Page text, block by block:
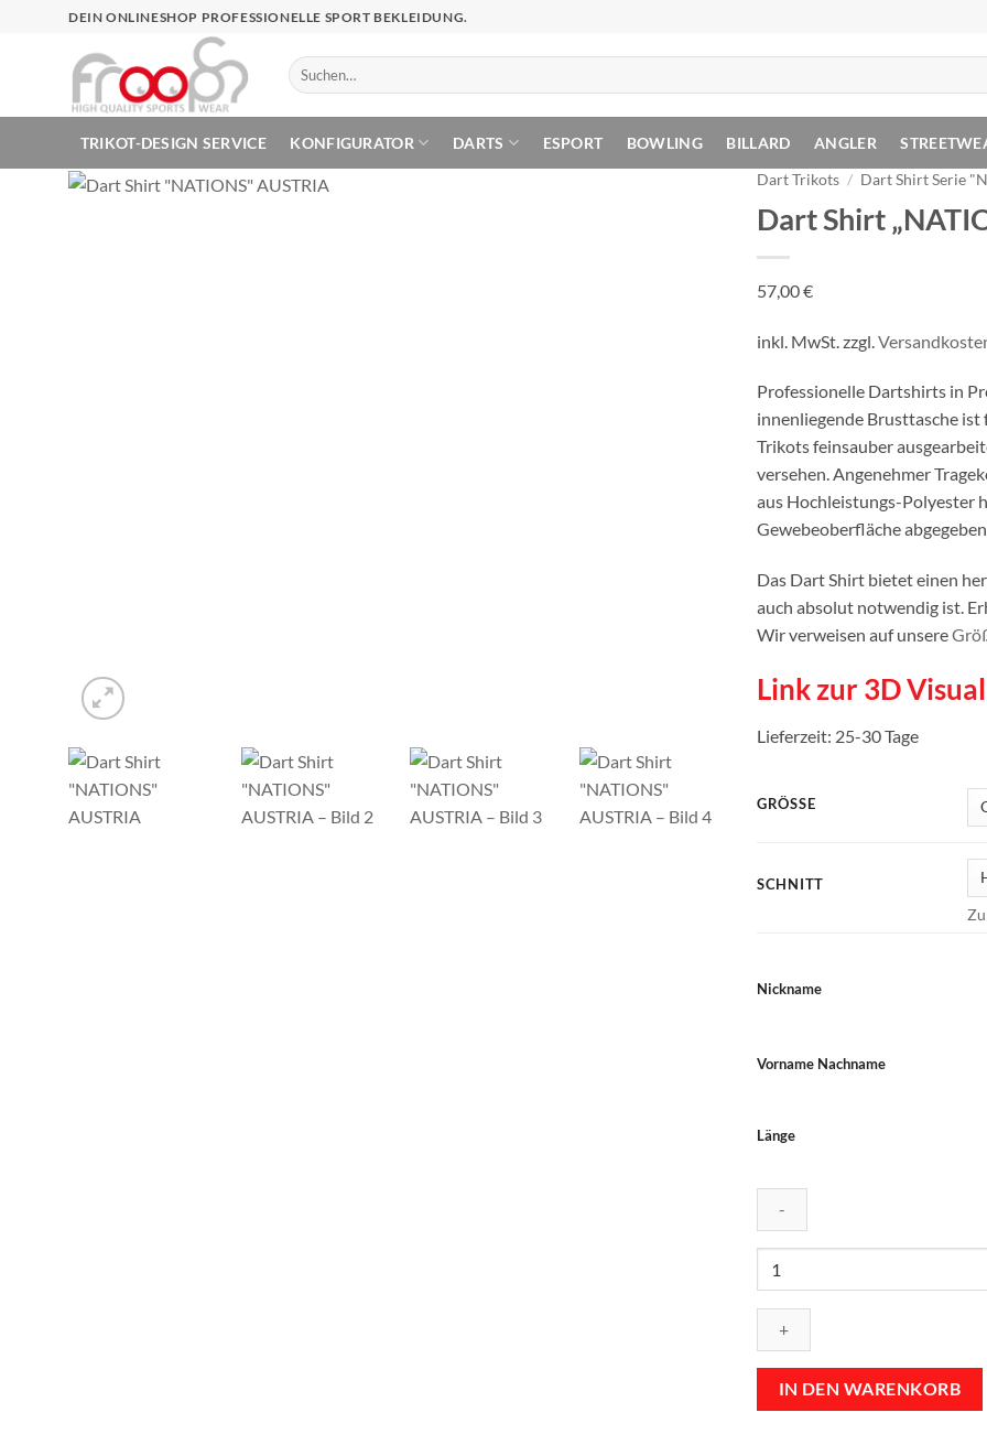
DEIN ONLINESHOP PROFESSIONELLE SPORT BEKLEIDUNG.
Suchen
nach:
TRIKOT-DESIGN SERVICE KONFIGURATOR DARTS ESPORT BOWLING BILLARD ANGLER
Dart Trikots / Dart Shirt Serie
Dart Shirt
57,00€
inkl. MwSt. zzgl.
Professionelle Dartshirts in
innenliegende Brusttasche
Trikots feinsauber
versehen. Angenehmer
aus Hochleistungs-Polyester
Gewebeoberfläche
Das Dart Shirt bietet einen
auch absolut notwendig ist.
Wir verweisen auf unsere
Link zur 3D
Lieferzeit: 25-30 Tage
GRÖSSE
SCHNITT
Nickname
Vorname Nachname
Länge
"NATIONS"
AUSTRIA
IN DEN WARENKORB